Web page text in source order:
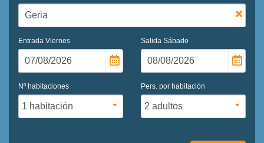
Entrada Viernes Salida Sábado
Nº habitaciones Pers. por habitación